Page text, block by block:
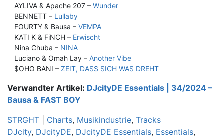
AYLIVA & Apache 207 – Wunder
BENNETT – Lullaby
FOURTY & Bausa – VEMPA
KATI K & FiNCH – Erwischt
Nina Chuba – NINA
Luciano & Omah Lay – Another Vibe
$OHO BANI – ZEIT, DASS SICH WAS DREHT
Verwandter Artikel: DJcityDE Essentials | 34/2024 –
Bausa & FAST BOY
STRGHT
Charts, Musikindustrie, Tracks
DJcity, DJcityDE, DJcityDE Essentials, Essentials,